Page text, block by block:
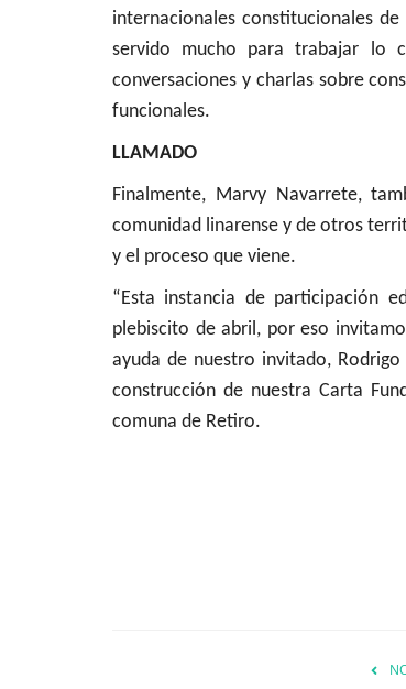
internacionales constitucionales
servido mucho para trabajar lo
conversaciones y charlas sobre
funcionales.
LLAMADO
Finalmente, Marvy Navarrete,
comunidad linarense y de otros
y el proceso que viene.
“Esta instancia de participación
plebiscito de abril, por eso
ayuda de nuestro invitado,
construcción de nuestra Carta
comuna de Retiro.